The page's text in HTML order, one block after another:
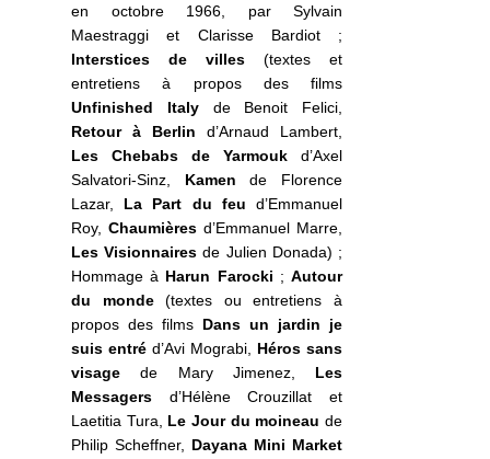
en octobre 1966, par Sylvain
Maestraggi et Clarisse Bardiot ;
Interstices de villes (textes et
entretiens à propos des films
Unfinished Italyde Benoit Felici,
Retour à Berlin d’Arnaud Lambert,
Les Chebabs de Yarmouk d’Axel
Salvatori-Sinz, Kamen de Florence
Lazar, La Part du feu d’Emmanuel
Roy,Chaumières d’Emmanuel Marre,
Les Visionnaires de Julien Donada) ;
Hommage à Harun Farocki ;Autour
du monde(textes ou entretiens à
propos des films Dans un jardin je
suis entré d’Avi Mograbi, Héros sans
visage de Mary Jimenez, Les
Messagers d’Hélène Crouzillat et
Laetitia Tura, Le Jour du moineau de
Philip Scheffner, Dayana Mini Market